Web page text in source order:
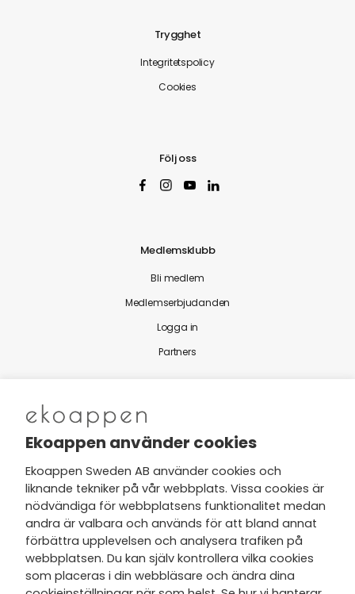
Trygghet
Integritetspolicy
Cookies
Följ oss
Medlemsklubb
Bli medlem
Medlemserbjudanden
Logga in
Partners
Nytt från Ekoappen
Jag har tagit del av Ekoappens
personuppgifts- och
integritetspolicyoch tar gärna del
av nyheter, hälsotips och exklusiva
erbjudanden via min e-post.
Ekoappen använder cookies
Ekoappen Sweden AB använder cookies och
liknande tekniker på vår webbplats. Vissa cookies är
nödvändiga för webbplatsens funktionalitet medan
andra är valbara och används för att bland annat
förbättra upplevelsen och analysera trafiken på
webbplatsen. Du kan själv kontrollera vilka cookies
som placeras i din webbläsare och ändra dina